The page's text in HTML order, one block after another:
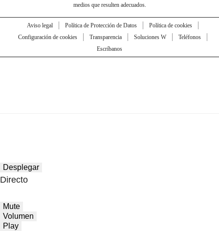
medios que resulten adecuados.
Aviso legal Política de Protección de Datos
Política de cookies
Configuración de cookies
Transparencia Soluciones W
Teléfonos
Escríbanos
Desplegar
Directo
Mute
Volumen
Play